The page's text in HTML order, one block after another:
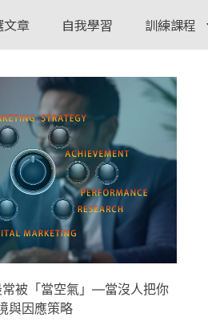
文章 自我學習 訓練課程
常被「當空氣」—當沒人把你
與因應策略